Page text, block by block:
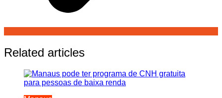
Related articles